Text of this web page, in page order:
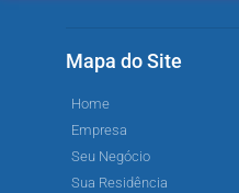
Mapa do Site
Home
Empresa
Seu Negócio
Sua Residência